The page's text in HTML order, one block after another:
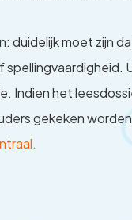
duidelijk moet zijn
Indien het
gekeken